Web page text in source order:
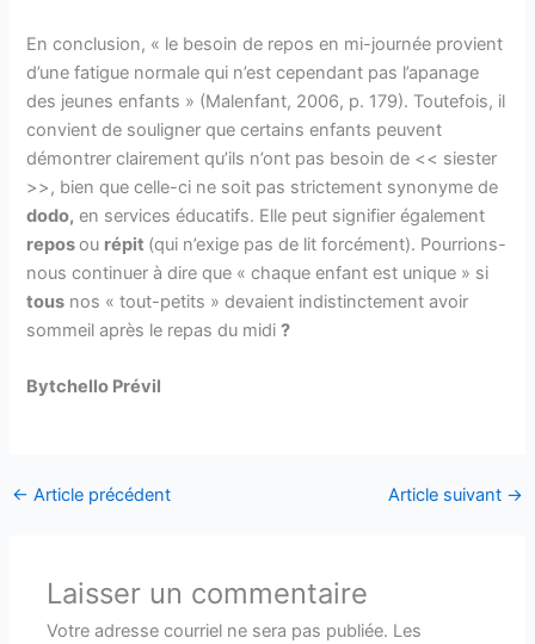
En conclusion, « le besoin de repos en mi-journée provient
d’une fatigue normale qui n’est cependant pas l’apanage
des jeunes enfants » (Malenfant, 2006, p. 179). Toutefois, il
convient de souligner que certains enfants peuvent
démontrer clairement qu’ils n’ont pas besoin de << siester
>>, bien que celle-ci ne soit pas strictement synonyme de
dodo, en services éducatifs. Elle peut signifier également
reposou répit (qui n’exige pas de lit forcément). Pourrions-
nous continuer à dire que « chaque enfant est unique » si
tous nos « tout-petits » devaient indistinctement avoir
sommeil après le repas du midi?
Bytchello Prévil
← Article précédent Article suivant →
Laisser un commentaire
Votre adresse courriel ne sera pas publiée. Les